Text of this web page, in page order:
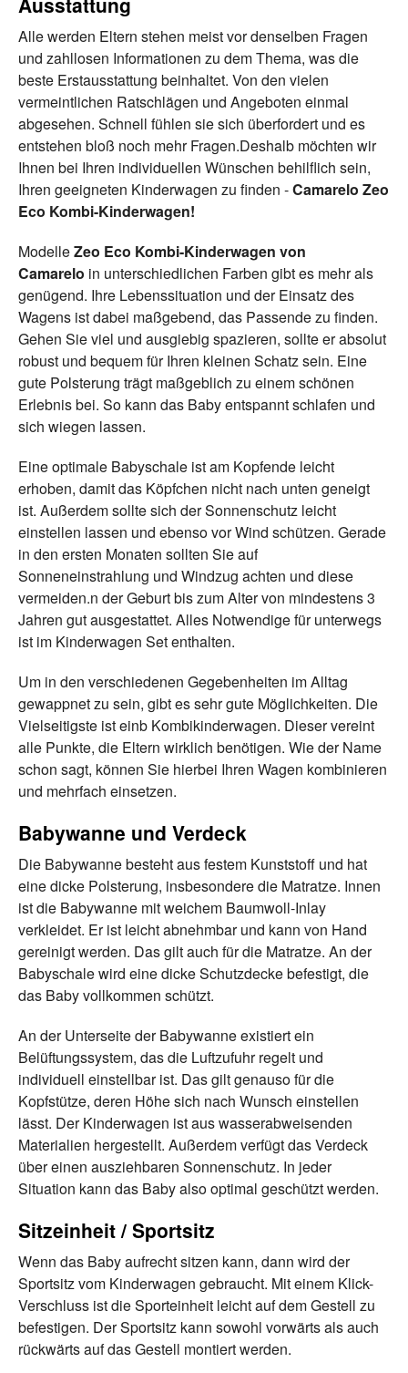
Alle werden Eltern stehen meist vor denselben Fragen
und zahllosen Informationen zu dem Thema, was die
beste Erstausstattung beinhaltet. Von den vielen
vermeintlichen Ratschlägen und Angeboten einmal
abgesehen. Schnell fühlen sie sich überfordert und es
entstehen bloß noch mehr Fragen.Deshalb möchten wir
Ihnen bei Ihren individuellen Wünschen behilflich sein,
Ihren geeigneten Kinderwagen zu finden -Camarelo Zeo
Eco Kombi-Kinderwagen!
ModelleZeo Eco Kombi-Kinderwagen von
Camarelo in unterschiedlichen Farben gibt es mehr als
genügend. Ihre Lebenssituation und der Einsatz des
Wagens ist dabei maßgebend, das Passende zu finden.
Gehen Sie viel und ausgiebig spazieren, sollte er absolut
robust und bequem für Ihren kleinen Schatz sein. Eine
gute Polsterung trägt maßgeblich zu einem schönen
Erlebnis bei. So kann das Baby entspannt schlafen und
sich wiegen lassen.
Eine optimale Babyschale ist am Kopfende leicht
erhoben, damit das Köpfchen nicht nach unten geneigt
ist. Außerdem sollte sich der Sonnenschutz leicht
einstellen lassen und ebenso vor Wind schützen. Gerade
in den ersten Monaten sollten Sie auf
Sonneneinstrahlung und Windzug achten und diese
vermeiden.n der Geburt bis zum Alter von mindestens 3
Jahren gut ausgestattet. Alles Notwendige für unterwegs
ist im Kinderwagen Set enthalten.
Um in den verschiedenen Gegebenheiten im Alltag
gewappnet zu sein, gibt es sehr gute Möglichkeiten. Die
Vielseitigste ist einb Kombikinderwagen. Dieser vereint
alle Punkte, die Eltern wirklich benötigen. Wie der Name
schon sagt, können Sie hierbei Ihren Wagen kombinieren
und mehrfach einsetzen.
Babywanne und Verdeck
Die Babywanne besteht aus festem Kunststoff und hat
eine dicke Polsterung, insbesondere die Matratze. Innen
ist die Babywanne mit weichem Baumwoll-Inlay
verkleidet. Er ist leicht abnehmbar und kann von Hand
gereinigt werden. Das gilt auch für die Matratze. An der
Babyschale wird eine dicke Schutzdecke befestigt, die
das Baby vollkommen schützt.
An der Unterseite der Babywanne existiert ein
Belüftungssystem, das die Luftzufuhr regelt und
individuell einstellbar ist. Das gilt genauso für die
Kopfstütze, deren Höhe sich nach Wunsch einstellen
lässt. Der Kinderwagen ist aus wasserabweisenden
Materialien hergestellt. Außerdem verfügt das Verdeck
über einen ausziehbaren Sonnenschutz. In jeder
Situation kann das Baby also optimal geschützt werden.
Sitzeinheit / Sportsitz
Wenn das Baby aufrecht sitzen kann, dann wird der
Sportsitz vom Kinderwagen gebraucht. Mit einem Klick-
Verschluss ist die Sporteinheit leicht auf dem Gestell zu
befestigen. Der Sportsitz kann sowohl vorwärts als auch
rückwärts auf das Gestell montiert werden.